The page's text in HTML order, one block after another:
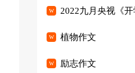
2022九月央视《
（精选23篇）
植物作文
励志作文